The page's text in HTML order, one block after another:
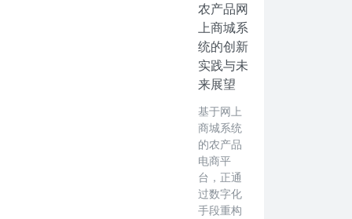
农产品网
上商城系
统的创新
实践与未
来展望
基于网上
商城系统
的农产品
电商平
台，正通
过数字化
手段重构